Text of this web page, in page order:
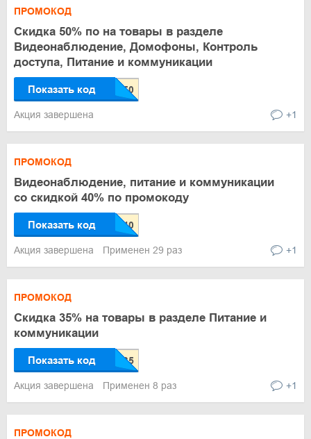
ПРОМОКОД
Скидка 50% по на товары в разделе
Видеонаблюдение, Домофоны, Контроль
доступа, Питание и коммуникации
Показать код
Акция завершена +1
ПРОМОКОД
Видеонаблюдение, питание и коммуникации
со скидкой 40% по промокоду
Показать код
Акция завершена Применен 29 раз +1
ПРОМОКОД
Скидка 35% на товары в разделе Питание и
коммуникации
Показать код
Акция завершена Применен 8 раз +1
ПРОМОКОД